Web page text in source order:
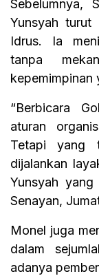
Sebelumnya,
Yunsyah
Idrus. Ia
tanpa
kepemimpinan
“Berbicara
aturan
Tetapi yang
dijalankan
Yunsyah
Senayan,
Monel juga
dalam
adanya